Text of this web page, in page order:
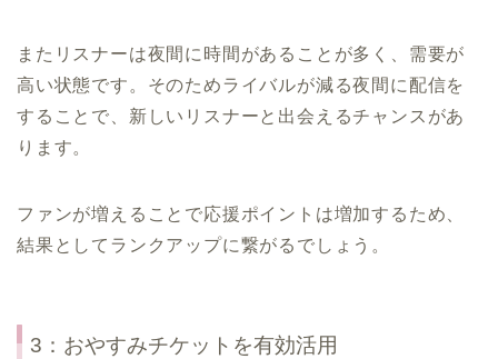
またリスナーは夜間に時間があることが多く、需要が
高い状態です。そのためライバルが減る夜間に配信を
することで、新しいリスナーと出会えるチャンスがあ
ります。
ファンが増えることで応援ポイントは増加するため、
結果としてランクアップに繋がるでしょう。
3：おやすみチケットを有効活用